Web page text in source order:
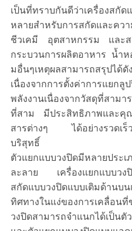
เป็นที่ทราบกันดีว่าเครื่องสกั
หลายสำหรับการสกัดและคว
ชีวเคมี อุตสาหกรรม และส
กระบวนการผลิตอาหาร น้ำ
มอื่นๆเหตุผลสามารถสรุปได้
เนื่องจากการตั้งค่าการแย
พลังงานเนื่องจากวัสดุที่สาม
ที่สาม มีประสิทธิภาพและคุ
สารต่างๆ ได้อย่างรวดเร็ว
บริสุทธิ์
ตัวแยกแบบวงปิดมีหลายประ
ละลาย เครื่องแยกแบบวงปิ
สกัดแบบวงปิดแบบเติมด้านบ
ทิศทางในแง่ของการเคลื่อน
วงปิดสามารถจำแนกได้เป็น